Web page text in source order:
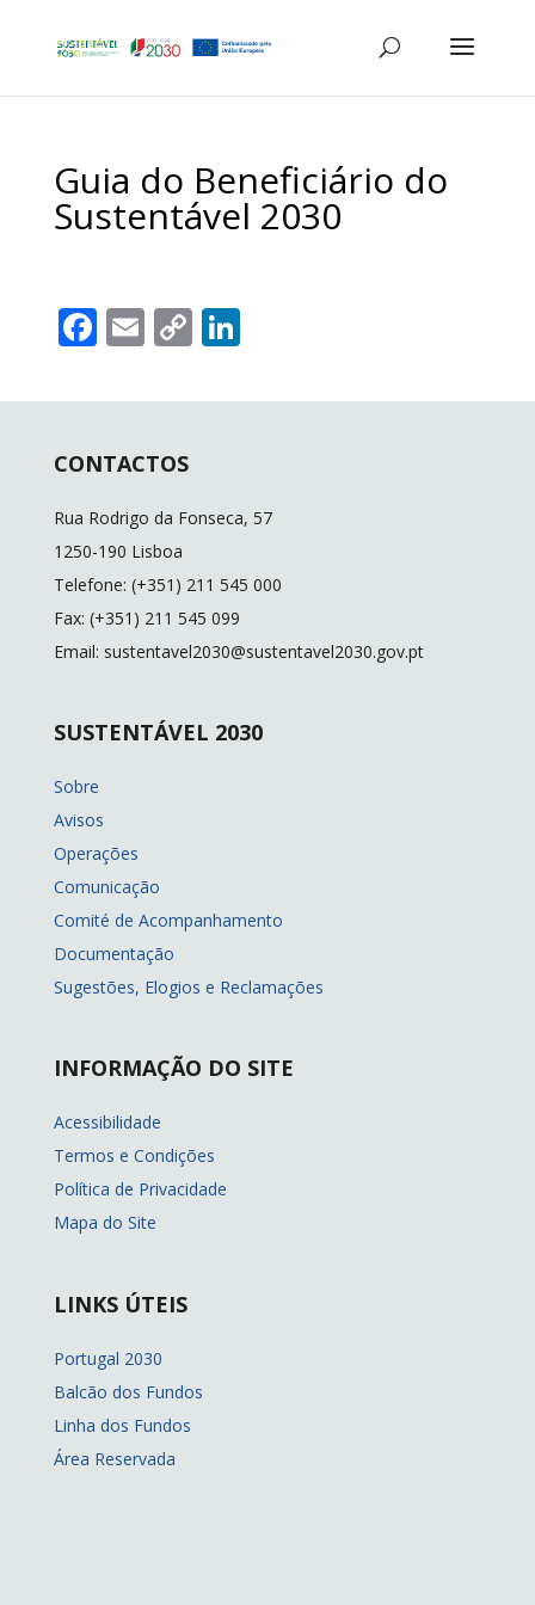
Guia do Beneficiário do
Sustentável 2030
F
e
o
o
k
E
ai
C
p
n
Li
k
n
CONTACTOS
Rua Rodrigo da Fonseca, 57
1250-190 Lisboa
Telefone: (+351) 211 545 000
Fax: (+351) 211 545 099
Email: sustentavel2030@sustentavel2030.gov.pt
SUSTENTÁVEL 2030
Sobre
Avisos
Operações
Comunicação
Comité de Acompanhamento
Documentação
Sugestões, Elogios e Reclamações
INFORMAÇÃO DO SITE
Acessibilidade
Termos e Condições
Política de Privacidade
Mapa do Site
LINKS ÚTEIS
Portugal 2030
Balcão dos Fundos
Linha dos Fundos
Área Reservada